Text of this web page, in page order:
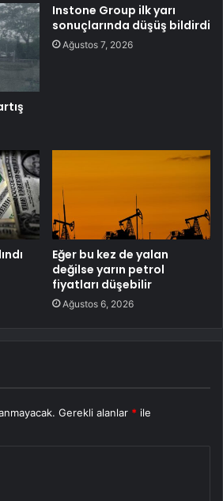
Instone Group ilk yarı
sonuçlarında düşüş bildirdi
Ağustos 7, 2026
Eğer bu kez de yalan
değilse yarın petrol
fiyatları düşebilir
Ağustos 6, 2026
Gerekli alanlar * ile